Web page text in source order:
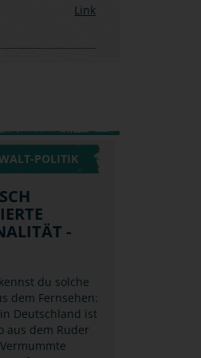
Link
POLITIK
-
du solche
dem Fernsehen:
Deutschland ist
aus dem Ruder